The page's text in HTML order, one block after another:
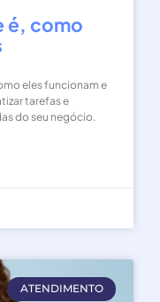
é, como
eles funcionam e
tarefas e
do seu negócio.
ATENDIMENTO